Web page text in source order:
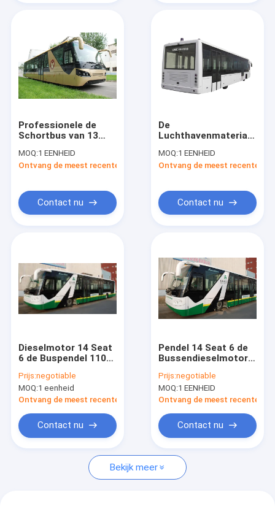
Ongeveer ons
Fabrieksreis
Nieuws
Verzoek om een Citaat
De Bus van de luchthavenschort
Professionele de
Schortbus van 13
Luchthavenbussen
met Cummins-Motor
MOQ:1 EENHEID
Ontvang de meest recente Prijs
Contact nu
De
Luchthavenmateriaal
luchthavenbussen
met de
MOQ:1 EENHEID
Ontvang de meest recente
Contact nu
Dieselmotor 14 Seat
6 de Buspendel 110
Deurluchthaven
Passagierscapaciteit
Prijs:negotiable
MOQ:1 eenheid
Ontvang de meest recente Prijs
Contact nu
Pendel 14 Seat 6 de
Bussendieselmotor
Deurluchthaven voor
110
Passagierscapaciteit
Prijs:negotiable
MOQ:1 EENHEID
Ontvang de meest recente
Contact nu
Bekijk meer